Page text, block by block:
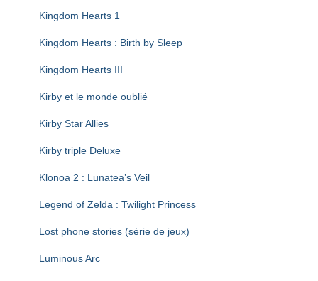
Kingdom Hearts 1
Kingdom Hearts : Birth by Sleep
Kingdom Hearts III
Kirby et le monde oublié
Kirby Star Allies
Kirby triple Deluxe
Klonoa 2 : Lunatea’s Veil
Legend of Zelda : Twilight Princess
Lost phone stories (série de jeux)
Luminous Arc